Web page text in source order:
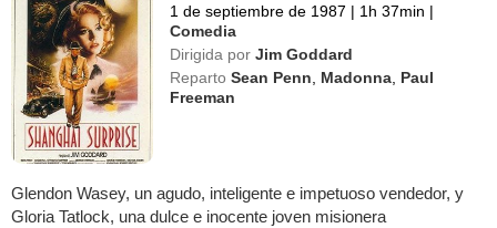
1 de septiembre de 1987 | 1h 37min |
Comedia
Dirigida por Jim Goddard
Reparto Sean Penn Madonna Paul
Freeman
Glendon Wasey, un agudo, inteligente e impetuoso vendedor, y
Gloria Tatlock, una dulce e inocente joven misionera